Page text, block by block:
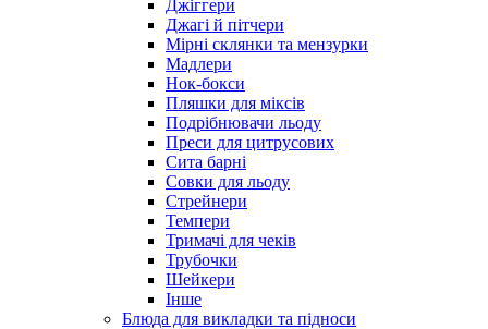
Джіггери
Джагі й пітчери
Мірні склянки та мензурки
Мадлери
Нок-бокси
Пляшки для міксів
Подрібнювачи льоду
Преси для цитрусових
Сита барні
Совки для льоду
Стрейнери
Темпери
Тримачі для чеків
Трубочки
Шейкери
Інше
Блюда для викладки та підноси